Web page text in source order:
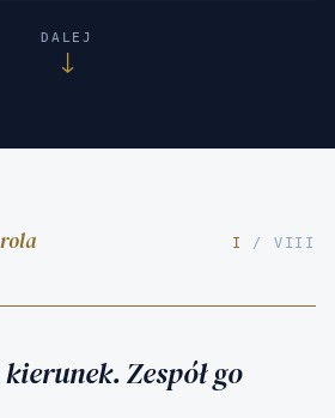
DALEJ
↓
I / VIII
Zespół go